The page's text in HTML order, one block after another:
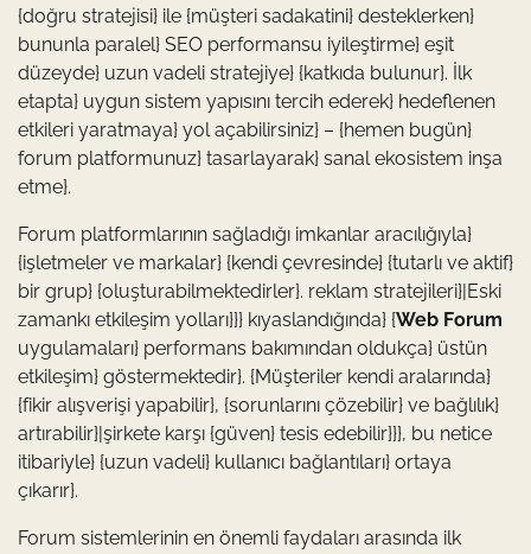
{doğru stratejisi} ile {müşteri sadakatini} desteklerken}
bununla paralel} SEO performansu iyileştirme} eşit
düzeyde} uzun vadeli stratejiye} {katkıda bulunur}. İlk
etapta} uygun sistem yapısını tercih ederek} hedeflenen
etkileri yaratmaya} yol açabilirsiniz} – {hemen bugün}
forum platformunuz} tasarlayarak} sanal ekosistem inşa
etme}.
Forum platformlarının sağladığı imkanlar aracılığıyla}
{işletmeler ve markalar} {kendi çevresinde} {tutarlı ve aktif}
bir grup} {oluşturabilmektedirler}. reklam stratejileri}|Eski
zamankı etkileşim yolları}}} kıyaslandığında} {Web Forum
uygulamaları} performans bakımından oldukça} üstün
etkileşim} göstermektedir}. {Müşteriler kendi aralarında}
{fikir alışverişi yapabilir}, {sorunlarını çözebilir} ve bağlılık}
artırabilir}|şirkete karşı {güven} tesis edebilir}}}, bu netice
itibariyle} {uzun vadeli} kullanıcı bağlantıları} ortaya
çıkarır}.
Forum sistemlerinin en önemli faydaları arasında ilk